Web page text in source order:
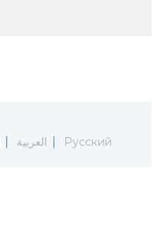
العربية Русский